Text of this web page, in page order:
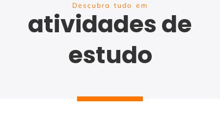
Descubra tudo em
atividades de
estudo